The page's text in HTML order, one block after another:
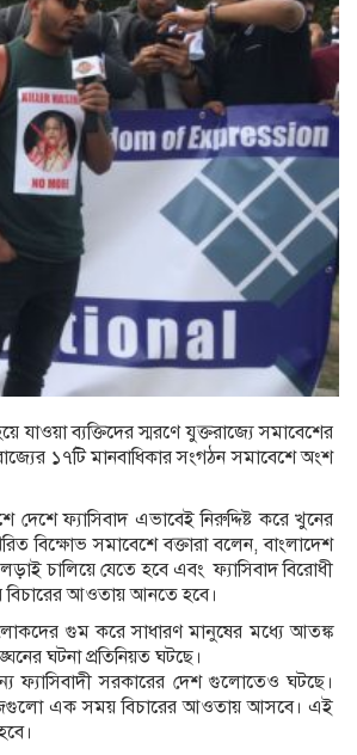
যাওয়া ব্যক্তিদের স্মরণে যুক্তরাজ্যে সমাবেশের
১৭টি মানবাধিকার সংগঠন সমাবেশে অংশ
দেশে ফ্যাসিবাদ এভাবেই নিরুদ্দিষ্ট করে খুনের
বিক্ষোভ সমাবেশে বক্তারা বলেন, বাংলাদেশ
চালিয়ে যেতে হবে এবং ফ্যাসিবাদ বিরোধী
বিচারের আওতায় আনতে হবে।
লোকদের গুম করে সাধারণ মানুষের মধ্যে আতঙ্ক
ঘটনা প্রতিনিয়ত ঘটছে।
ফ্যাসিবাদী সরকারের দেশ গুলোতেও ঘটছে।
কাজগুলো এক সময় বিচারের আওতায় আসবে। এই